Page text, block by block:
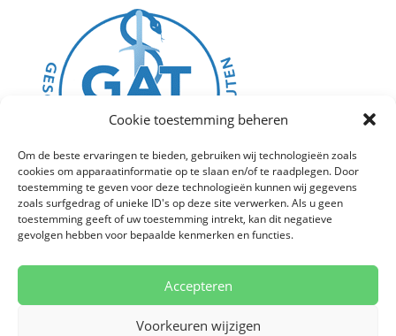
Cookie toestemming beheren
Om de beste ervaringen te bieden, gebruiken wij technologieën zoals
cookies om apparaatinformatie op te slaan en/of te raadplegen. Door
toestemming te geven voor deze technologieën kunnen wij gegevens
zoals surfgedrag of unieke ID's op deze site verwerken. Als u geen
toestemming geeft of uw toestemming intrekt, kan dit negatieve
gevolgen hebben voor bepaalde kenmerken en functies.
Accepteren
Voorkeuren wijzigen
Algemene voorwaarden
Disclaimer
Chinese geneeskunde